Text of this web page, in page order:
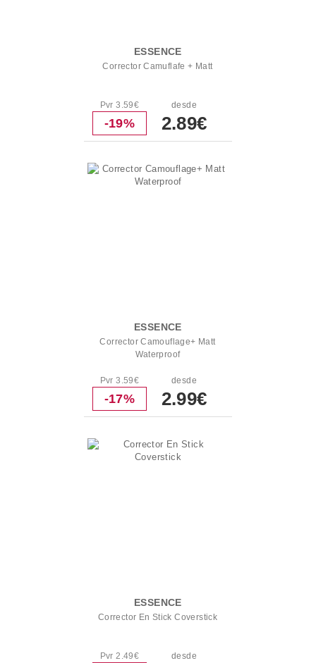
ESSENCE
Corrector Camuflafe + Matt
Pvr 3.59€
-19%
desde
2.89€
ESSENCE
Corrector Camouflage+ Matt
Waterproof
Pvr 3.59€
-17%
desde
2.99€
ESSENCE
Corrector En Stick Coverstick
Pvr 2.49€ desde